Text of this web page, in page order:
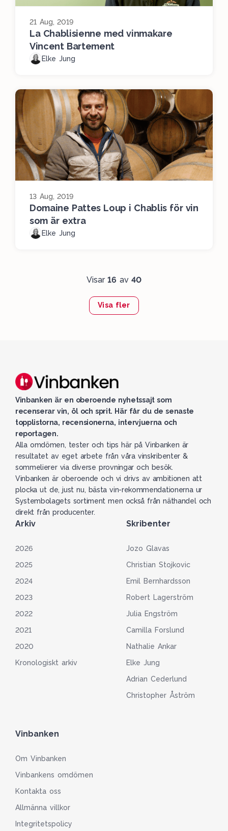
21 Aug, 2019
La Chablisienne med vinmakare
Vincent Bartement
Elke Jung
13 Aug, 2019
Domaine Pattes Loup i Chablis för vin
som är extra
Elke Jung
Visar16 av40
Visa fler
Vinbanken är en oberoende nyhetssajt som
recenserar vin, öl och sprit. Här får du de senaste
topplistorna, recensionerna, intervjuerna och
reportagen.
Alla omdömen, tester och tips här på Vinbanken är
resultatet av eget arbete från våra vinskribenter &
sommelierer via diverse provningar och besök.
Vinbanken är oberoende och vi drivs av ambitionen att
plocka ut de, just nu, bästa vin-rekommendationerna ur
Systembolagets sortiment men också från näthandel och
direkt från producenter.
Arkiv
2026
2025
2024
2023
2022
2021
2020
Kronologiskt arkiv
Skribenter
Jozo Glavas
Christian Stojkovic
Emil Bernhardsson
Robert Lagerström
Julia Engström
Camilla Forslund
Nathalie Ankar
Elke Jung
Adrian Cederlund
Christopher Åström
Vinbanken
Om Vinbanken
Vinbankens omdömen
Kontakta oss
Allmänna villkor
Integritetspolicy